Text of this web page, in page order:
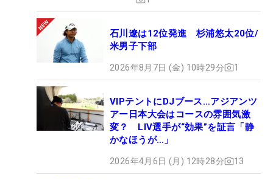
石川遼は12位発進 杉浦悠太20位/
米男子下部
2026年8月7日 (金) 10時29分 1
VIPテントにDJブース…アジアンツ
アー日本大会はコースの雰囲気激
変？ LIV選手が“効果”を証言「静
かなほうが…」
2026年4月6日 (月) 12時28分 13